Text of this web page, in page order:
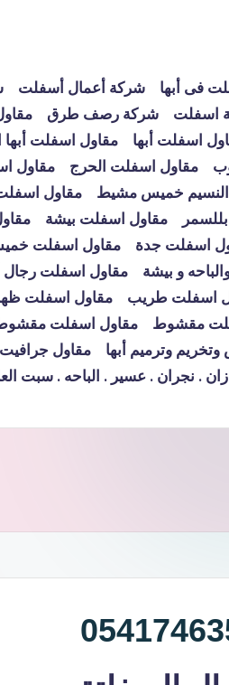
فى أبها شركة أعمال أسفلت
اسفلت شركة رصف طرق
اسفلت أبها مقاول اسفلت أبها
مقاول اسفلت الحرج مقاول
خميس مشيط مقاول
مقاول اسفلت بيشة
اسفلت جدة مقاول اسفلت
و بيشة
مقاول اسفلت رجال
اسفلت طريب مقاول اسفلت
مقشوط مقاول اسفلت مقشوط
وترميم أبها
مقاول جرافيت
. نجران . عسير . الباحه . سبت